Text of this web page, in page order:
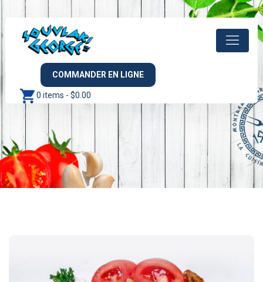
COMMANDER EN LIGNE
0 items - $0.00